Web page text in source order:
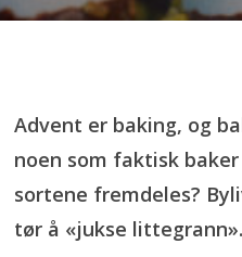
Advent er baking, og
noen som faktisk
sortene fremdeles?
tør å «jukse littegrann».